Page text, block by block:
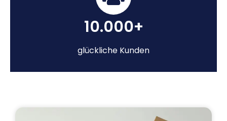
10.000+
glückliche Kunden